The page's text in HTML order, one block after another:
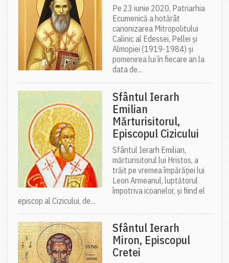
Pe 23 iunie 2020, Patriarhia
Ecumenică a hotărât
canonizarea Mitropolitului
Calinic al Edessei, Pellei și
Almopiei (1919-1984) și
pomenirea lui în fiecare an la
data de...
Sfântul Ierarh
Emilian
Mărturisitorul,
Episcopul Cizicului
Sfântul Ierarh Emilian,
mărturisitorul lui Hristos, a
trăit pe vremea împărăției lui
Leon Armeanul, luptătorul
împotriva icoanelor, și fiind el
episcop al Cizicului, de...
Sfântul Ierarh
Miron, Episcopul
Cretei